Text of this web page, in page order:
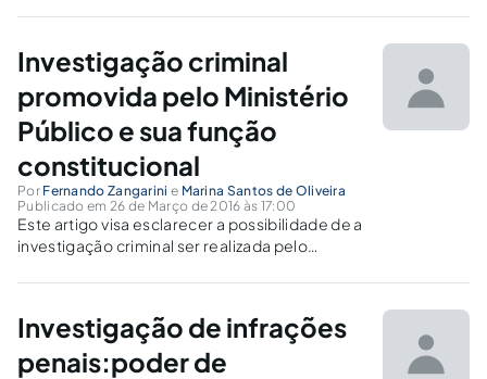
questionamentos doutrinários, e,
Plenário do Supremo Tribunal Federal (RE
593.727).
Investigação criminal
promovida pelo Ministério
Público e sua função
constitucional
Por Fernando Zangarini e Marina Santos de Oliveira
Publicado em 26 de Março de 2016 às 17:00
Este artigo visa esclarecer a possibilidade de a
investigação criminal ser realizada pelo
elementos de confirmação a doutrina, as
os posicionamentos proferidos pelo STF.
Investigação de infrações
penais:poder de